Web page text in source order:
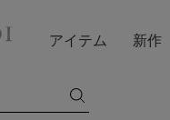
アイテム 新作